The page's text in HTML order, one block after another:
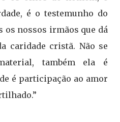
é o testemunho do
os nossos irmãos que dá
caridade cristã. Não se
também ela é
é participação ao amor